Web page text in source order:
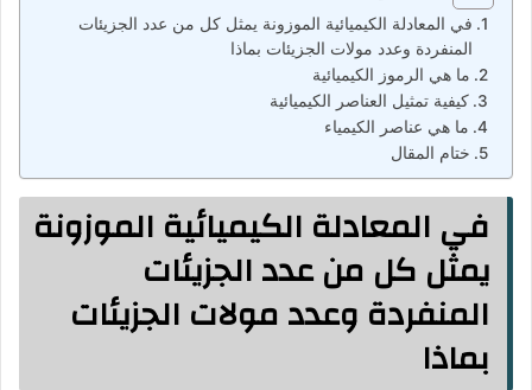
في المعادلة الكيميائية الموزونة يمثل كل من عدد الجزيئات
المنفردة وعدد مولات الجزيئات بماذا
ما هي الرموز الكيميائية
كيفية تمثيل العناصر الكيميائية
ما هي عناصر الكيمياء
ختام المقال
في المعادلة الكيميائية الموزونة
يمثل كل من عدد الجزيئات
المنفردة وعدد مولات الجزيئات
بماذا